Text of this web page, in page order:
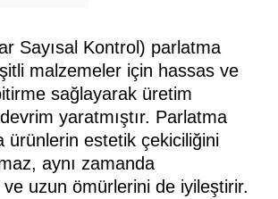
Sayısal Kontrol) parlatma
malzemeler için hassas ve
sağlayarak üretim
yaratmıştır. Parlatma
ürünlerin estetik çekiciliğini
aynı zamanda
ve uzun ömürlerini de iyileştirir.